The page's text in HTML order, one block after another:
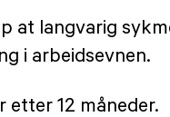
at langvarig
i arbeidsevnen.
etter 12 måneder.